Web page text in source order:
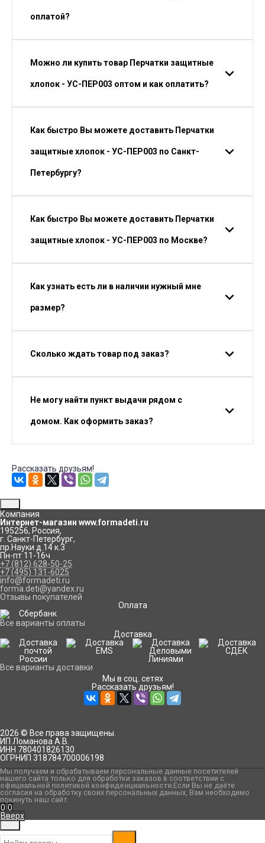
оплатой?
Можно ли купить товар Перчатки защитные
хлопок - УС-ПЕР003 оптом и как оплатить?
Как быстро Вы можете доставить Перчатки
защитные хлопок - УС-ПЕР003 по Санкт-
Петербургу?
Как быстро Вы можете доставить Перчатки
защитные хлопок - УС-ПЕР003 по Москве?
Как узнать есть ли в наличии нужный мне
размер?
Сколько ждать товар под заказ?
Не могу найти пункт выдачи рядом с
домом. Как оформить заказ?
Рассказать друзьям!
Компания
Интернет-магазин www.formadeti.ru
195256, Россия,
г. Санкт-Петербург,
пр.Науки д.14 к.3
Пн-пт 11-16ч
+7 (812) 628-50-25
+7 (495) 131-6025
info@formadeti.ru
forma.deti@yandex.ru
Отзывы покупателей
Оплата
Все варианты оплаты
Доставка
Все варианты доставки
Мы в соц. сетях
Рассказать друзьям!
2026 © Все права защищены.
ИП Ломанова А.В.
ИНН 780401826130
ОГРНИП 318784700006198
Мы получаем и обрабатываем персональные данные посетителей
нашего сайта только для обработки заказов в соответствии с
официальной политикой конфиденциальности.Если Вы не даёте
согласия на обработку своих персональных данных, Вам необходимо
покинуть наш сайт.
0 0
Вверх